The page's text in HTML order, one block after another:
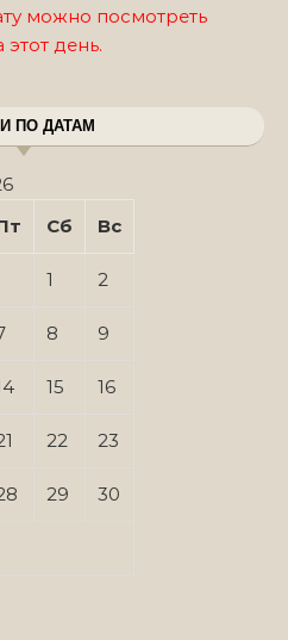
можно посмотреть
день.
ПО ДАТАМ
Сб Вс
1 2
8 9
15 16
22 23
29 30